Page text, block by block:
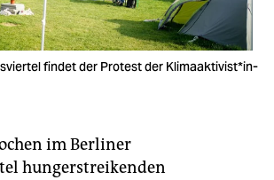
findet der Protest der Kli­ma­ak­ti­vis­t*in­
im Berliner
hungerstreikenden